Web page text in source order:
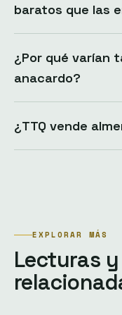
baratos que las
¿Por qué varían
anacardo?
¿TTQ vende
EXPLORAR MÁS
Lecturas